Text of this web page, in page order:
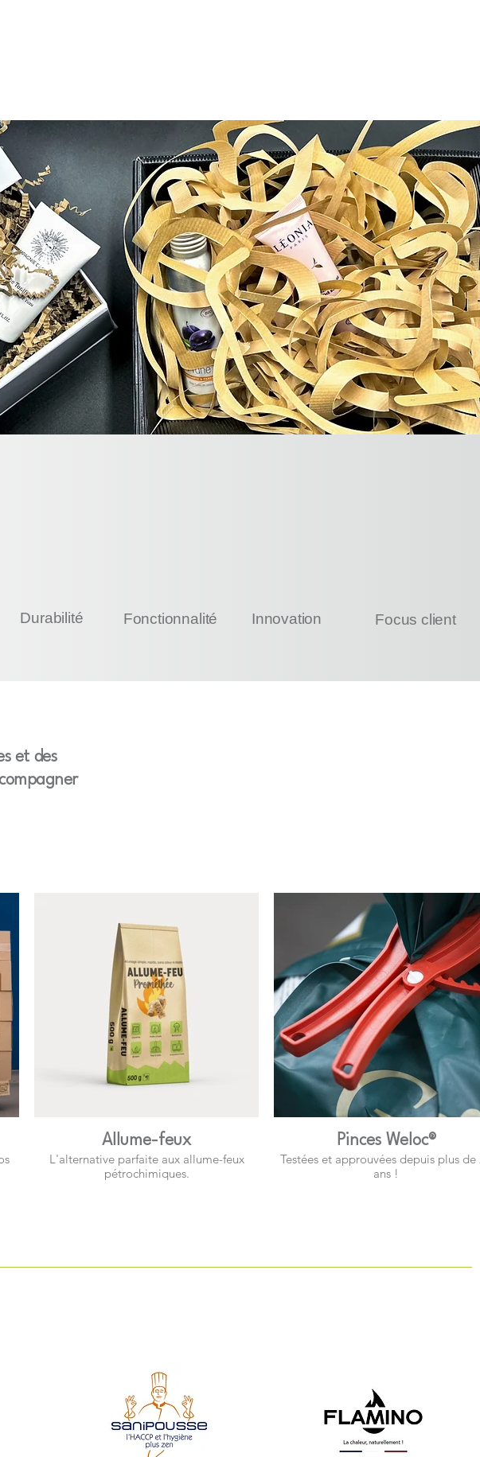
Durabilité Fonctionnalité Innovation Focus client
et des
Allume-feux
L'alternative parfaite aux allume-feux
pétrochimiques.
Pinces Weloc®
Testées et approuvées depuis plus de
ans !